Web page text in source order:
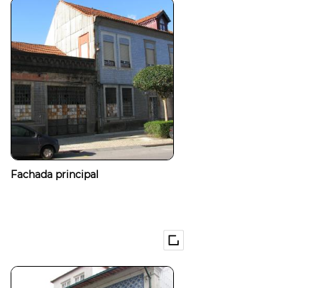
Fachada principal